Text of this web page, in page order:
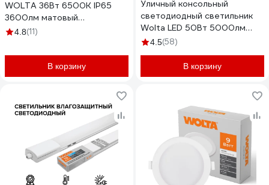
WOLTA 36Вт 6500К IP65
3600лм матовый
соединяемый в линию
4.8(11)
В корзину
Уличный консольный
светодиодный светильник
Wolta LED 50Вт 5000лм
5700К Холодный свет IP65
4.5(58)
В корзину